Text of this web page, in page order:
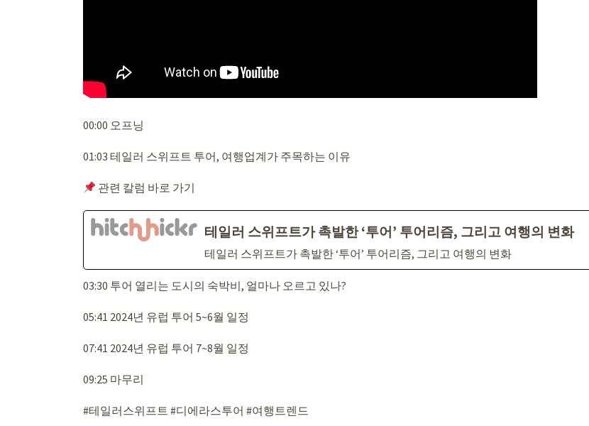
00:00 오프닝
01:03 테일러 스위프트 투어, 여행업계가 주목하는 이유
관련 칼럼 바로 가기
테일러 스위프트가 촉발한 ‘투어’ 투어리즘, 그리고 여행의 변화
테일러 스위프트가 촉발한 ‘투어’ 투어리즘, 그리고 여행의 변화
03:30 투어 열리는 도시의 숙박비, 얼마나 오르고 있나?
05:41 2024년 유럽 투어 5~6월 일정
07:41 2024년 유럽 투어 7~8월 일정
09:25 마무리
#테일러스위프트 #디에라스투어 #여행트렌드